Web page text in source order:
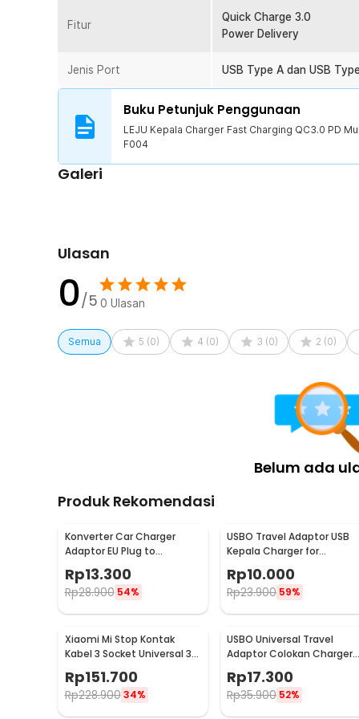
LEJU melengkapi charger fast charging multi port ini
Fitur seperti overvoltage protection, overheat
Kelengkapan Produk
Rincian yang Anda dapatkan untuk pembelian produk ini:
1 x LEJU Kepala Charger Fast Charging QC3.0 PD
Fitur
Quick Charge 3.0
Power Delivery
Jenis Port USB Type A dan USB
Buku Petunjuk Penggunaan
LEJU Kepala Charger Fast Charging QC3.0 PD
F004
Galeri
Ulasan
0/5 0 Ulasan
Semua 5 (0) 4 (0) 3 (0) 2 (0)
Belum ada
Produk Rekomendasi
Konverter Car Charger
Adaptor EU Plug to
Cigarette Socket 12V
500mA - KYA109
Rp13.300
Rp28.900 54%
USBO Travel Adaptor USB
Kepala Charger for
U90EWE
Rp10.000
Rp23.900 59%
Xiaomi Mi Stop Kontak
Kabel 3 Socket Universal 3
XMCXB01QMN (ORIGINAL)
Rp151.700
Rp228.900 34%
USBO Universal Travel
Adaptor Colokan Charger
Adapter 1000W - 931L
Rp17.300
Rp35.900 52%